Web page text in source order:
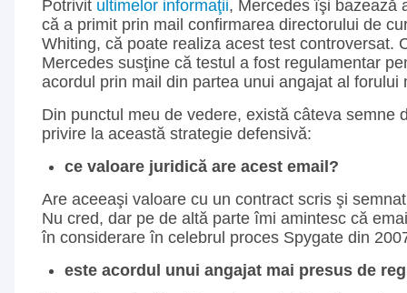
Potrivit ultimelor informaţii, Mercedes îşi bazează
că a primit prin mail confirmarea directorului de
Whiting, că poate realiza acest test controversat.
Mercedes susţine că testul a fost regulamentar
acordul prin mail din partea unui angajat al forului
Din punctul meu de vedere, există câteva semne
privire la această strategie defensivă:
ce valoare juridică are acest email?
Are aceeaşi valoare cu un contract scris şi
Nu cred, dar pe de altă parte îmi amintesc că
în considerare în celebrul proces Spygate din
este acordul unui angajat mai presus de